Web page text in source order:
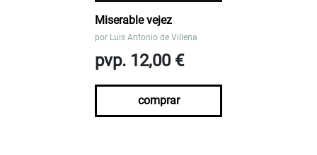
Miserable vejez
por Luis Antonio de Villena
pvp. 12,00 €
comprar